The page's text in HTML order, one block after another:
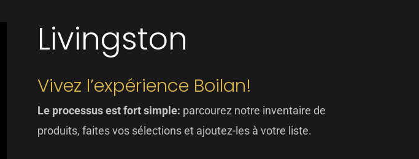
Livingston
Vivez l’expérience Boilan!
Le processus est fort simple: parcourez notre inventaire de
produits, faites vos sélections et ajoutez-les à votre liste.